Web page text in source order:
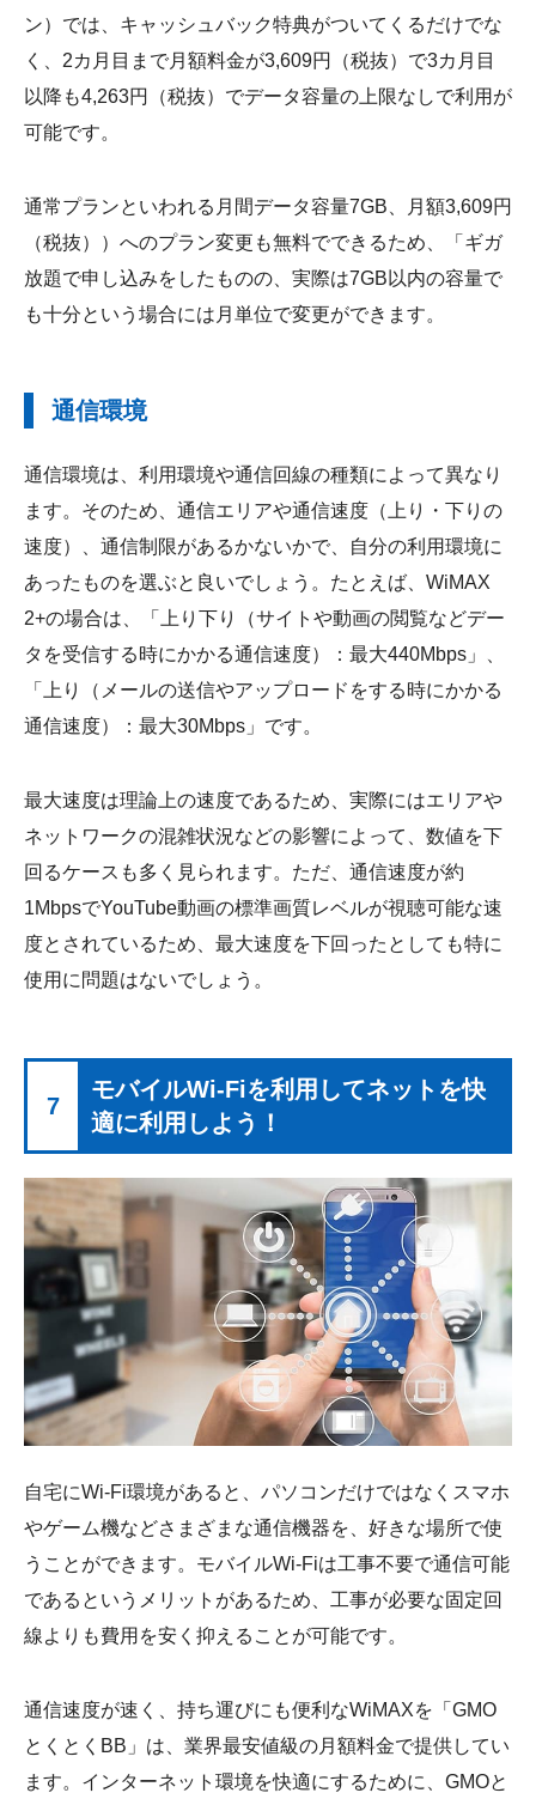
ン）では、キャッシュバック特典がついてくるだけでな
く、2カ月目まで月額料金が3,609円（税抜）で3カ月目
以降も4,263円（税抜）でデータ容量の上限なしで利用が
可能です。
通常プランといわれる月間データ容量7GB、月額3,609円
（税抜））へのプラン変更も無料でできるため、「ギガ
放題で申し込みをしたものの、実際は7GB以内の容量で
も十分という場合には月単位で変更ができます。
通信環境
通信環境は、利用環境や通信回線の種類によって異なり
ます。そのため、通信エリアや通信速度（上り・下りの
速度）、通信制限があるかないかで、自分の利用環境に
あったものを選ぶと良いでしょう。たとえば、WiMAX
2+の場合は、「上り下り（サイトや動画の閲覧などデー
タを受信する時にかかる通信速度）：最大440Mbps」、
「上り（メールの送信やアップロードをする時にかかる
通信速度）：最大30Mbps」です。
最大速度は理論上の速度であるため、実際にはエリアや
ネットワークの混雑状況などの影響によって、数値を下
回るケースも多く見られます。ただ、通信速度が約
1MbpsでYouTube動画の標準画質レベルが視聴可能な速
度とされているため、最大速度を下回ったとしても特に
使用に問題はないでしょう。
7
モバイルWi-Fiを利用してネットを快
適に利用しよう！
自宅にWi-Fi環境があると、パソコンだけではなくスマホ
やゲーム機などさまざまな通信機器を、好きな場所で使
うことができます。モバイルWi-Fiは工事不要で通信可能
であるというメリットがあるため、工事が必要な固定回
線よりも費用を安く抑えることが可能です。
通信速度が速く、持ち運びにも便利なWiMAXを「GMO
とくとくBB」は、業界最安値級の月額料金で提供してい
ます。インターネット環境を快適にするために、GMOと